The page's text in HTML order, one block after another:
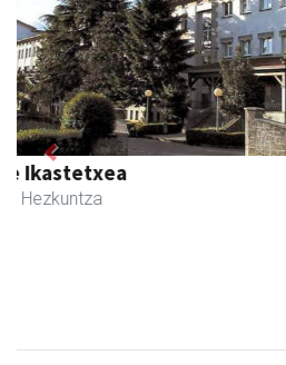
Previous